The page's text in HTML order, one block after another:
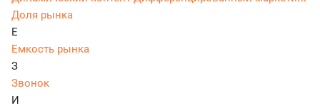
Доля рынка
Е
Емкость рынка
З
Звонок
И